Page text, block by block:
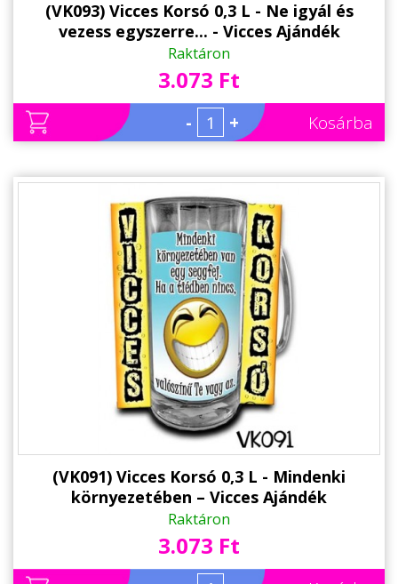
(VK093) Vicces Korsó 0,3 L - Ne igyál és
vezess egyszerre... - Vicces Ajándék
Raktáron
3.073 Ft
- + Kosárba
(VK091) Vicces Korsó 0,3 L - Mindenki
környezetében – Vicces Ajándék
Raktáron
3.073 Ft